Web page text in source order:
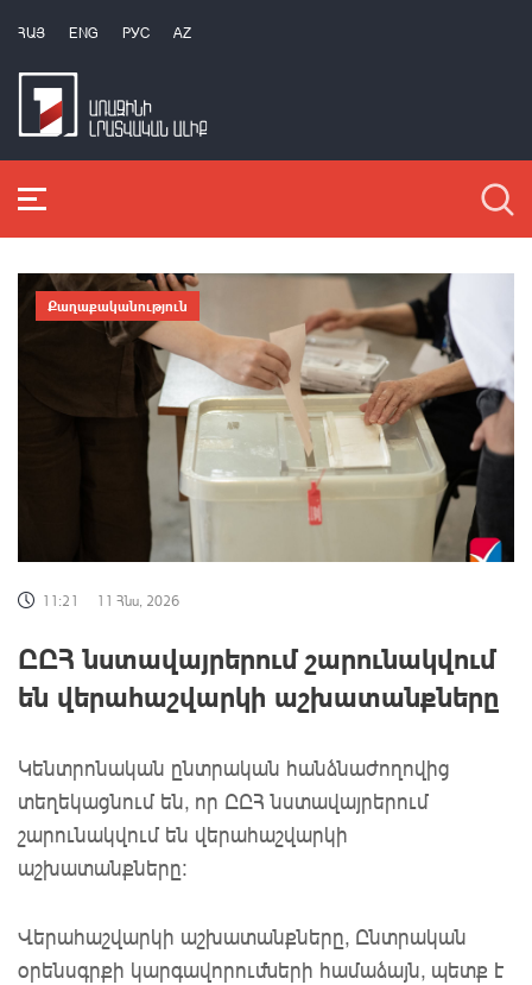
ՀԱՅ ENG РУС AZ
Քաղաքականություն
11:21 11 Հնս, 2026
ԸԸՀ նստավայրերում շարունակվում
են վերահաշվարկի աշխատանքները
Կենտրոնական ընտրական հանձնաժողովից
տեղեկացնում են, որ ԸԸՀ նստավայրերում
շարունակվում են վերահաշվարկի
աշխատանքները։
Վերահաշվարկի աշխատանքները, Ընտրական
օրենսգրքի կարգավորումների համաձայն, պետք է